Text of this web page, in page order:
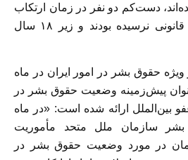
دست‌کم دو نفر در زمان ارتکاب
به موارد اتهامی به سن قانونی نرسیده بودند و زیر ۱۸ سال
حقوق بشر در امور ایران در ماه
پیش‌زمینه وضعیت حقوق بشر در
بین‌الملل ارائه شده است: «در ماه
سازمان ملل متحد مأموریت
در مورد وضعیت حقوق بشر در